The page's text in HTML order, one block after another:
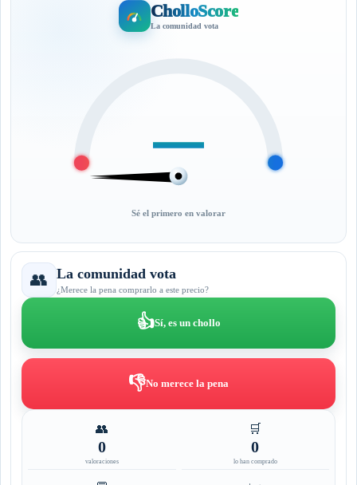
CholloScore
La comunidad vota
—
Sé el primero en valorar
👥 La comunidad vota
¿Merece la pena comprarlo a este precio?
👍Sí, es un chollo
👎No merece la pena
👥
0
valoraciones
🛒
0
lo han comprado